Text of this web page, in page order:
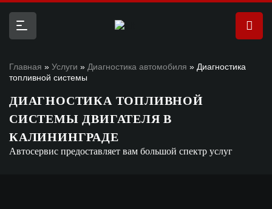
Главная » Услуги » Диагностика автомобиля » Диагностика
топливной системы
ДИАГНОСТИКА ТОПЛИВНОЙ
СИСТЕМЫ ДВИГАТЕЛЯ В
КАЛИНИНГРАДЕ
Автосервис предоставляет вам большой спектр услуг